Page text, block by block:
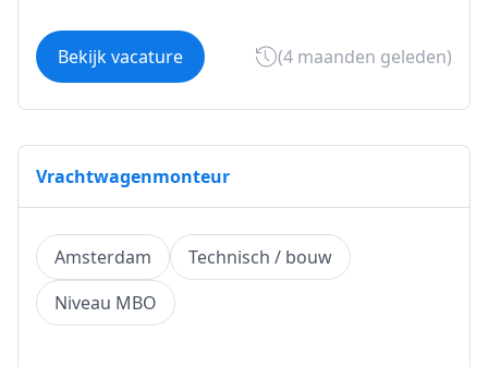
Bekijk vacature (4 maanden geleden)
Vrachtwagenmonteur
Amsterdam
Technisch / bouw
Niveau MBO